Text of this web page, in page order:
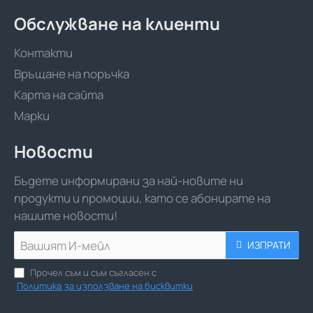
Обслужване на клиенти
Контакти
Връщане на поръчка
Карта на сайта
Марки
Новости
Бъдете информирани за най-новите ни
продукти и промоции, като се абонирате на
нашите новости!
И-
мейл
ИЗПРАТИ
Прочел съм и съм съгласен с
Политика за използване на бисквитки